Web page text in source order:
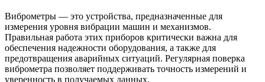
Виброметры — это устройства, предназначенные для
измерения уровня вибрации машин и механизмов.
Правильная работа этих приборов критически важна для
обеспечения надежности оборудования, а также для
предотвращения аварийных ситуаций. Регулярная поверка
виброметра позволяет поддерживать точность измерений и
уверенность в получаемых данных.